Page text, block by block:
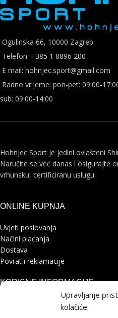
Upravljanje
kolačiće
Ogulinska 66, 10000 Zagreb
Telefon: +385 1 8896 200
E mail: hohnjec.sport@gmail.com
Radno vrijeme: pon-pet: 09:00-
sub: 09:00-14:00
Hohnjec Sport je jedini ovlašteni
Naručite se već danas i osigurajte
vrhunsku, certificiranu uslugu.
ONLINE KUPNJA
Uvjeti poslovanja
Načini plaćanja
Dostava
Povrat i reklamacije
KORISNE INFORMACIJE
Zaštita osobnih podataka